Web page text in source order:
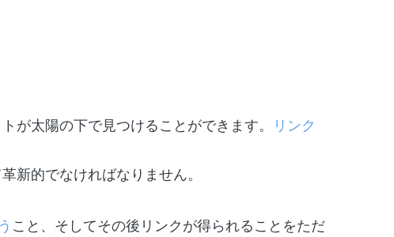
太陽の下で見つけることができます。
リンク
新的でなければなりません。
こと、そしてその後リンクが得られることをただ